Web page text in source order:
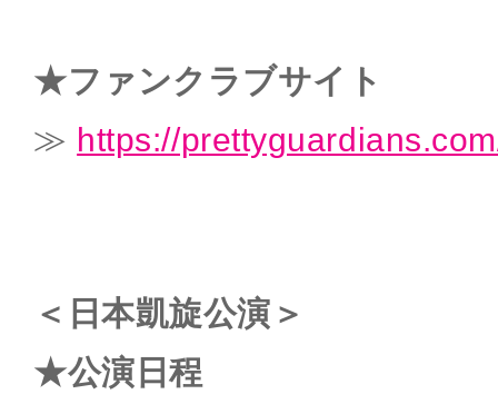
★ファンクラブサイト
≫ https://
＜日本凱旋公演＞
★公演日程